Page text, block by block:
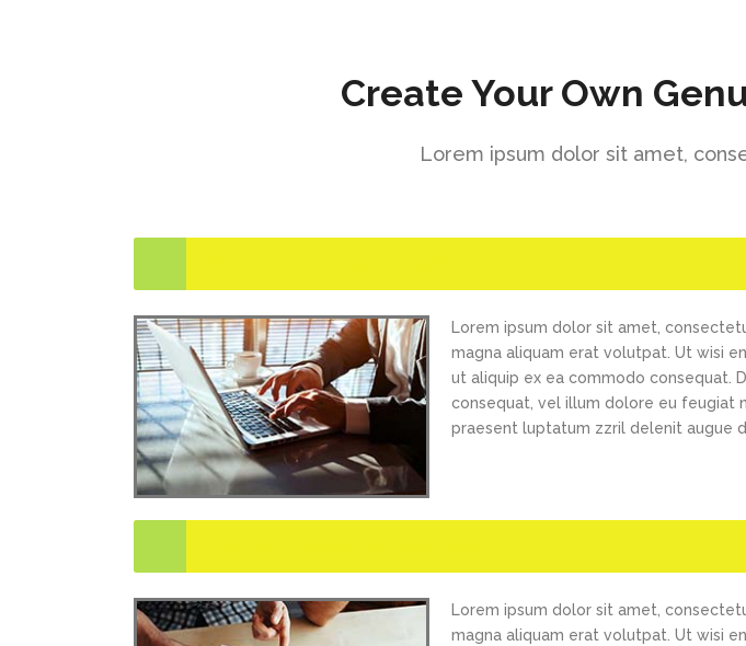
Create Your Own
Lorem ipsum dolor sit amet,
Lorem ipsum dolor sit amet,
magna aliquam erat volutpat. Ut wisi
ut aliquip ex ea commodo consequat.
consequat, vel illum dolore eu feugiat
praesent luptatum zzril delenit augue
Lorem ipsum dolor sit amet,
magna aliquam erat volutpat. Ut wisi